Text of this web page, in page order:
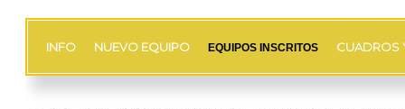
INFO NUEVO EQUIPO EQUIPOS INSCRITOS CUADROS